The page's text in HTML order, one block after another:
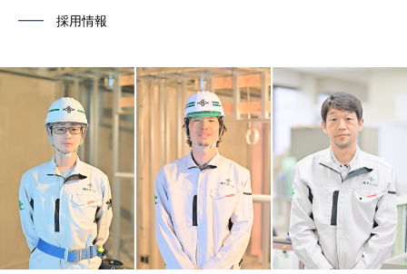
━━ 採用情報